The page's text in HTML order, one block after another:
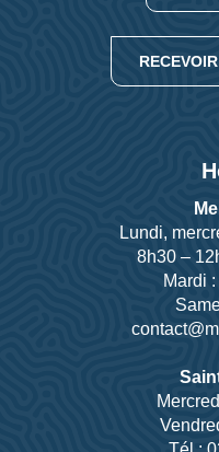
Lundi,
8h30 –
Mardi